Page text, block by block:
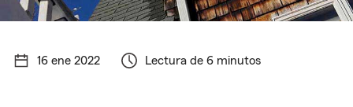
16 ene 2022 Lectura de 6 minutos